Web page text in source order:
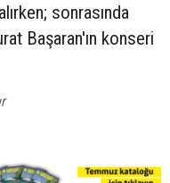
sonrasında
Başaran'ın konseri